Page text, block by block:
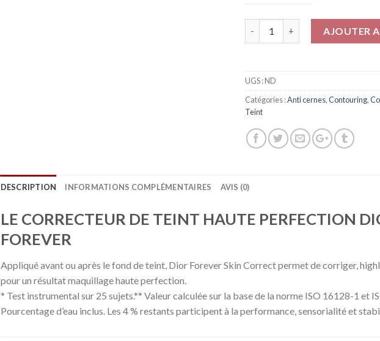
AJOUTER
UGS :ND
Catégories :Anti cernes,Contouring,
Teint
DESCRIPTION INFORMATIONS COMPLÉMENTAIRES AVIS (0)
LE CORRECTEUR DE TEINT HAUTE PERFECTION
FOREVER
Appliqué avant ou après le fond de teint, Dior Forever Skin Correct permet de corriger,
pour un résultat maquillage haute perfection.
* Test instrumental sur 25 sujets.** Valeur calculée sur la base de la norme ISO 16128-1 et
Pourcentage d’eau inclus. Les 4 % restants participent à la performance, sensorialité et